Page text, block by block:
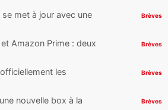
se met à jour avec une
Brèves
Amazon Prime : deux
Brèves
les
Brèves
nouvelle box à la
Brèves